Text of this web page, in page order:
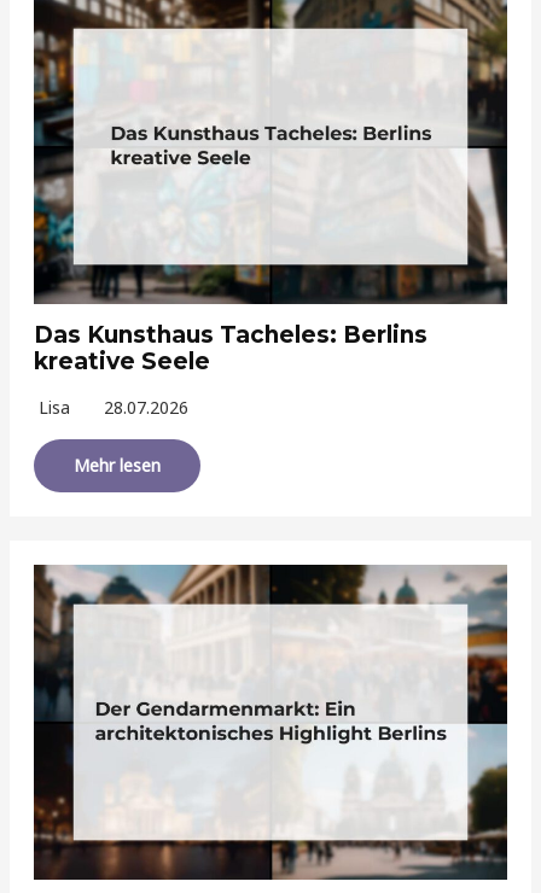
Das Kunsthaus Tacheles: Berlins
kreative Seele
Lisa 28.07.2026
Mehr lesen